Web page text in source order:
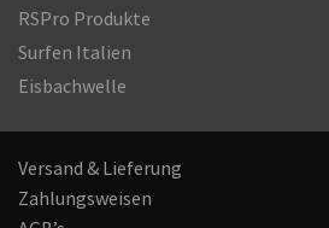
RSPro Produkte
Surfen Italien
Eisbachwelle
Versand & Lieferung
Zahlungsweisen